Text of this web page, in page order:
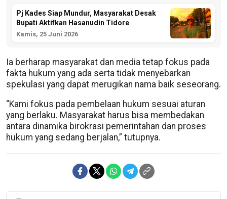
Pj Kades Siap Mundur, Masyarakat Desak
Bupati Aktifkan Hasanudin Tidore
Kamis, 25 Juni 2026
Ia berharap masyarakat dan media tetap fokus pada
fakta hukum yang ada serta tidak menyebarkan
spekulasi yang dapat merugikan nama baik seseorang.
“Kami fokus pada pembelaan hukum sesuai aturan
yang berlaku. Masyarakat harus bisa membedakan
antara dinamika birokrasi pemerintahan dan proses
hukum yang sedang berjalan,” tutupnya.